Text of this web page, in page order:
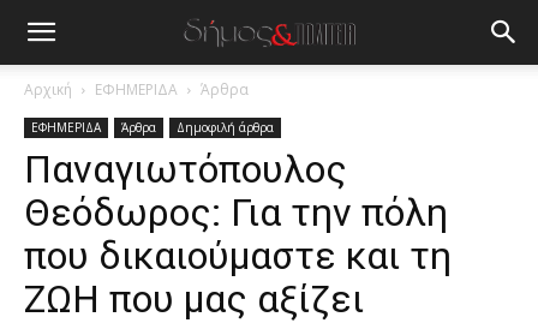
Αρχική ΕΦΗΜΕΡΙΔΑ Άρθρα
ΕΦΗΜΕΡΙΔΑ Άρθρα Δημοφιλή άρθρα
Παναγιωτόπουλος
Θεόδωρος: Για την πόλη
που δικαιούμαστε και τη
ΖΩΗ που μας αξίζει